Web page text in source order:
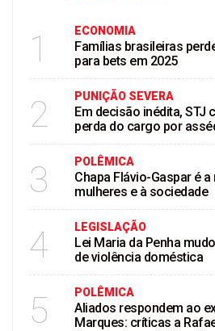
1 ECONOMIA
Famílias brasileiras
para bets em 2025
2 PUNIÇÃO SEVERA
Em decisão inédita, STJ
perda do cargo por
3 POLÊMICA
Chapa Flávio-Gaspar é
mulheres e à sociedade
4 LEGISLAÇÃO
Lei Maria da Penha
de violência doméstica
5 POLÊMICA
Aliados respondem ao
Marques: críticas a